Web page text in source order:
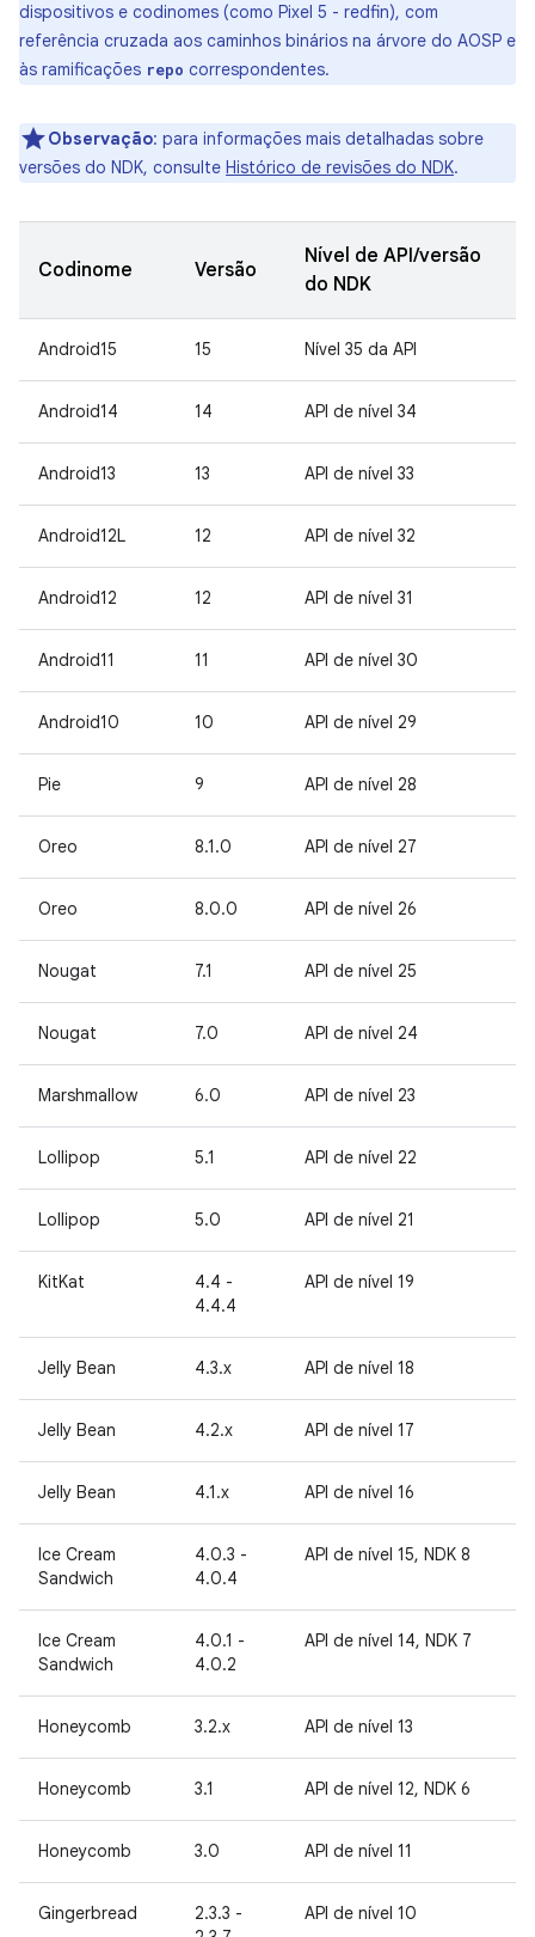
dispositivos e codinomes (como Pixel 5 - redfin), com
referência cruzada aos caminhos binários na árvore do AOSP e
às ramificações repo correspondentes.
Observação: para informações mais detalhadas sobre
versões do NDK, consulte Histórico de revisões do NDK.
Codinome Versão
Nível de API/versão
do NDK
Android15 15 Nível 35 da API
Android14 14 API de nível 34
Android13 13 API de nível 33
Android12L 12 API de nível 32
Android12 12 API de nível 31
Android11 11 API de nível 30
Android10 10 API de nível 29
Pie 9 API de nível 28
Oreo 8.1.0 API de nível 27
Oreo 8.0.0 API de nível 26
Nougat 7.1 API de nível 25
Nougat 7.0 API de nível 24
Marshmallow 6.0 API de nível 23
Lollipop 5.1 API de nível 22
Lollipop 5.0 API de nível 21
KitKat
4.4 -
4.4.4
API de nível 19
Jelly Bean 4.3.x API de nível 18
Jelly Bean 4.2.x API de nível 17
Jelly Bean 4.1.x API de nível 16
Ice Cream
Sandwich
4.0.3 -
4.0.4
API de nível 15, NDK 8
Ice Cream
Sandwich
4.0.1 -
4.0.2
API de nível 14, NDK 7
Honeycomb 3.2.x API de nível 13
Honeycomb 3.1 API de nível 12, NDK 6
Honeycomb 3.0 API de nível 11
Gingerbread
2.3.3 -
API de nível 10